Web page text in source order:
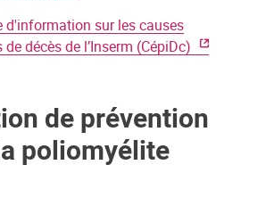
d'information sur les causes
décès de l’Inserm (CépiDc)
de prévention
poliomyélite